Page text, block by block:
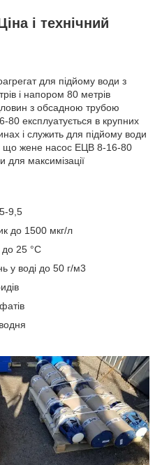
і технічний
для підйому води з
і напором 80 метрів
з обсадною трубою
експлуатується в крупних
і служить для підйому води
що жене насос ЕЦВ 8-16-80
для максимізації
9,5
до 1500 мкг/л
25 °C
у воді до 50 г/м3